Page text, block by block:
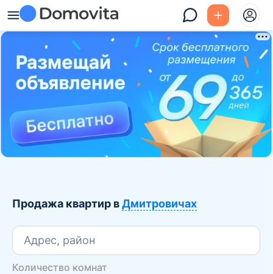
Продажа квартир вДмитровичах
Адрес, район
Количество комнат